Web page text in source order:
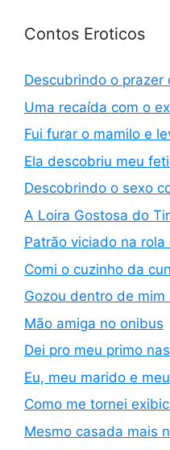
Contos Eroticos
Descubrindo o prazer
Uma recaída com o
Fui furar o mamilo e
Ela descobriu meu
Descobrindo o sexo
A Loira Gostosa do
Patrão viciado na rola
Comi o cuzinho da
Gozou dentro de
Mão amiga no onibus
Dei pro meu primo
Eu, meu marido e
Como me tornei
Mesmo casada mais